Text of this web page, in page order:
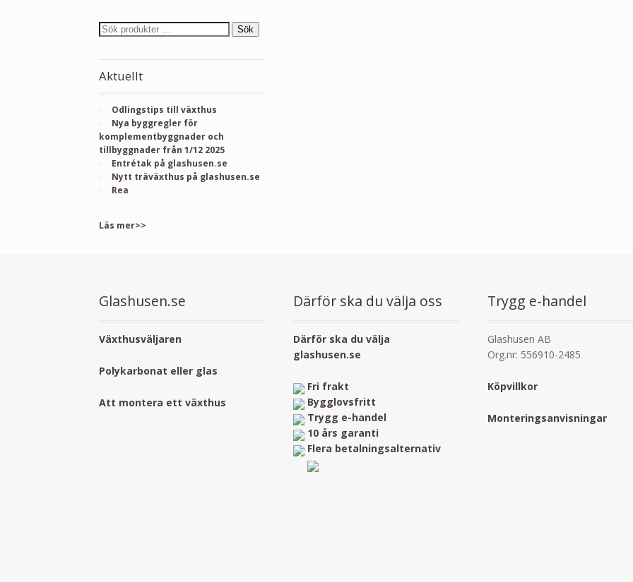
Sök
Aktuellt
Odlingstips till växthus
Nya byggregler för
komplementbyggnader och
tillbyggnader från 1/12 2025
Entrétak på glashusen.se
Nytt träväxthus på glashusen.se
Rea
Läs mer>>
Glashusen.se
Växthusväljaren
Polykarbonat eller glas
Att montera ett växthus
Därför ska du välja oss
Därför ska du välja
glashusen.se
Fri frakt
Bygglovsfritt
Trygg e-handel
10 års garanti
Flera betalningsalternativ
Trygg e-handel
Glashusen AB
Org.nr: 556910-2485
Köpvillkor
Monteringsanvisningar